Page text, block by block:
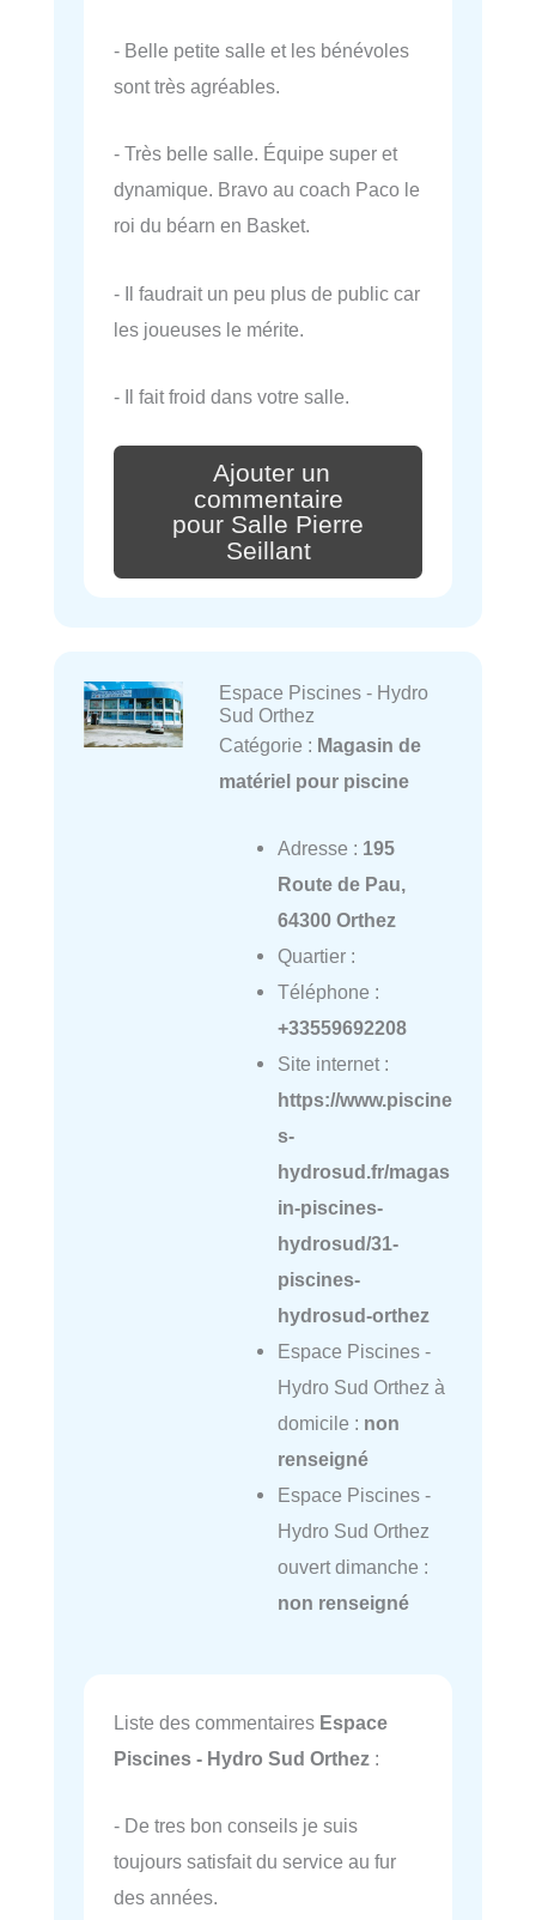
- Belle petite salle et les bénévoles
sont très agréables.
- Très belle salle. Équipe super et
dynamique. Bravo au coach Paco le
roi du béarn en Basket.
- Il faudrait un peu plus de public car
les joueuses le mérite.
- Il fait froid dans votre salle.
Ajouter un
commentaire
pour Salle Pierre
Seillant
Espace Piscines - Hydro
Sud Orthez
Catégorie : Magasin de
matériel pour piscine
Adresse : 195
Route de Pau,
64300 Orthez
Quartier :
Téléphone :
+33559692208
Site internet :
https://www.piscine
s-
hydrosud.fr/magas
in-piscines-
hydrosud/31-
piscines-
hydrosud-orthez
Espace Piscines -
Hydro Sud Orthez à
domicile : non
renseigné
Espace Piscines -
Hydro Sud Orthez
ouvert dimanche :
non renseigné
Liste des commentaires Espace
Piscines - Hydro Sud Orthez :
- De tres bon conseils je suis
toujours satisfait du service au fur
des années.